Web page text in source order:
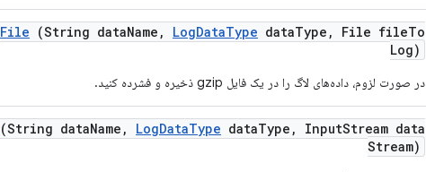
File (String dataName , LogDataType dataType , File fileTo
Log)
در صورت لزوم، داده‌های لاگ را در یک فایل gzip ذخیره و فشرده کنید.
(String dataName , LogDataType dataType , InputStream data
Stream)